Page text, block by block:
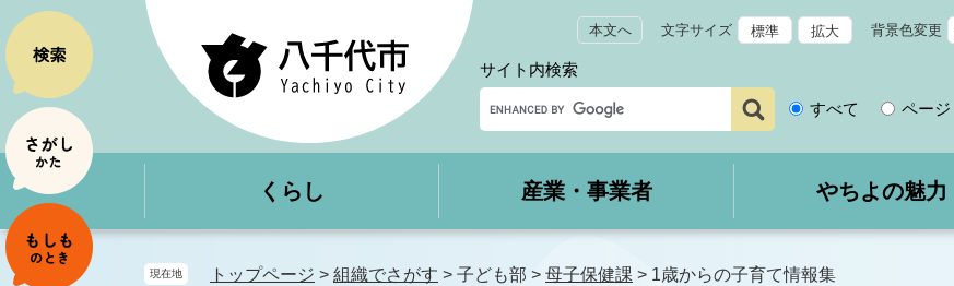
ー
ジ
の
先
頭
で
す
。
ニ
ュ
ー
を
飛
ば
し
て
本
文
本文へ 文字サイズ 標準 拡大 背景色変更
サイト内検索
すべて ページ
くらし 産業・事業者 やちよの魅力
現在地 トップページ > 組織でさがす > 子ども部 > 母子保健課 > 1歳からの子育て情報集